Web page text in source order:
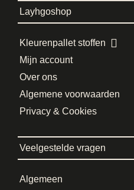
Layhgoshop
Kleurenpallet stoffen
Mijn account
Over ons
Algemene voorwaarden
Privacy & Cookies
Veelgestelde vragen
Algemeen